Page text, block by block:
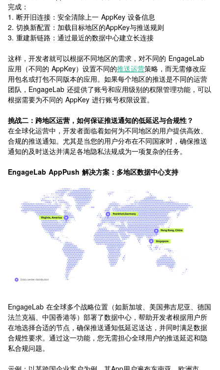
完成：
1. 断开旧连接：安全清除上一 AppKey 设备信息
2. 切换新配置：加载目标地区的AppKey与推送规则
3. 重建新链路：通过最近的数据中心建立长连接
这样，开发者就可以根据不同地区的需求，对不同的 EngageLab
应用（不同的 AppKey）设置不同的推送运营策略，而无需修改应
用包名或打包不同版本的应用。如果每个地区的推送是不同的运营
团队，EngageLab 还提供了账号和应用级别的权限管理功能，可以
根据需要为不同的 AppKey 进行账号权限设置。
挑战二：跨地区运营，如何保证推送通知的低延迟与合规性？
在全球化运营中，开发者面临着如何为不同地区的用户提供高效、
合规的推送通知。尤其是当您的用户分布在不同国家时，确保推送
通知的及时送达并满足各地隐私法规成为一项复杂的任务。
EngageLab AppPush 解决方案：多地区数据中心支持
EngageLab 在全球多个战略位置（如新加坡、美国弗吉尼亚、德国
法兰克福、中国香港等）部署了数据中心，帮助开发者根据用户所
在地选择合适的节点，确保推送通知低延迟送达，并同时满足数据
合规性要求。通过这一功能，您无需担心全球用户的推送延迟和隐
私合规问题。